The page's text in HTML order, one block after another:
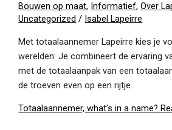
Bouwen op maat, Informatief,Over
Uncategorized / Isabel Lapeirre
Met totaalaannemer Lapeirre kies je
werelden: Je combineert de ervaring
met de totaalaanpak van een
de troeven even op een rijtje.
Totaalaannemer, what’s in a name?